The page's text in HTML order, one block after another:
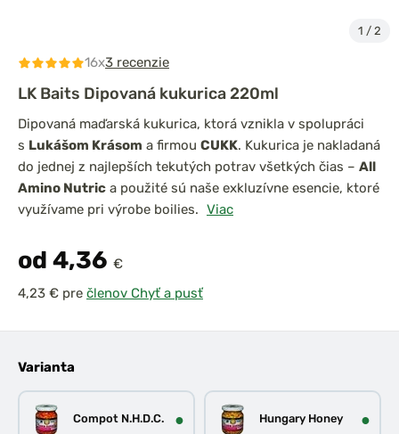
1 / 2
16x3 recenzie
LK Baits Dipovaná kukurica 220ml
Dipovaná maďarská kukurica, ktorá vznikla v spolupráci
s Lukášom Krásom a firmou CUKK. Kukurica je nakladaná
do jednej z najlepších tekutých potrav všetkých čias – All
Amino Nutric a použité sú naše exkluzívne esencie, ktoré
využívame pri výrobe boilies. Viac
od 4,36 €
pre členov Chyť a pusť
Varianta
Compot N.H.D.C. ● Hungary Honey ●